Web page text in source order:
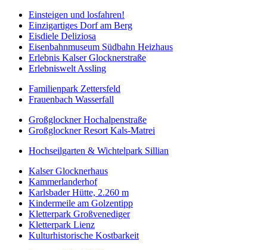
Einsteigen und losfahren!
Einzigartiges Dorf am Berg
Eisdiele Deliziosa
Eisenbahnmuseum Südbahn Heizhaus
Erlebnis Kalser Glocknerstraße
Erlebniswelt Assling
Familienpark Zettersfeld
Frauenbach Wasserfall
Großglockner Hochalpenstraße
Großglockner Resort Kals-Matrei
Hochseilgarten & Wichtelpark Sillian
Kalser Glocknerhaus
Kammerlanderhof
Karlsbader Hütte, 2.260 m
Kindermeile am Golzentipp
Kletterpark Großvenediger
Kletterpark Lienz
Kulturhistorische Kostbarkeit